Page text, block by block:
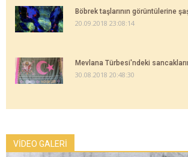
Böbrek taşlarının görüntülerine
20.09.2018 23:08:14
Mevlana Türbesi'ndeki
30.08.2018 20:48:30
VİDEO GALERİ